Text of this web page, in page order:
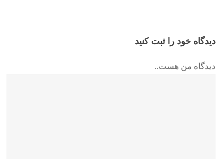
دیدگاه خود را ثبت کنید
دیدگاه من هست..